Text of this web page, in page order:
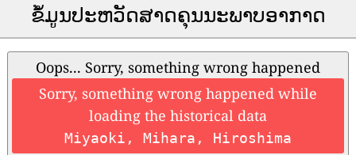
ຂໍ້ມູນປະຫວັດສາດຄຸນນະພາບອາກາດ
Oops... Sorry, something wrong happened
Sorry, something wrong happened while
loading the historical data
Miyaoki, Mihara, Hiroshima